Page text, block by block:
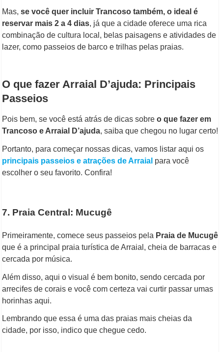
Mas, se você quer incluir Trancoso também, o ideal é
reservar mais 2 a 4 dias, já que a cidade oferece uma rica
combinação de cultura local, belas paisagens e atividades de
lazer, como passeios de barco e trilhas pelas praias.
O que fazer Arraial D’ajuda: Principais
Passeios
Pois bem, se você está atrás de dicas sobre o que fazer em
Trancoso e Arraial D’ajuda, saiba que chegou no lugar certo!
Portanto, para começar nossas dicas, vamos listar aqui os
principais passeios e atrações de Arraial para você
escolher o seu favorito. Confira!
7. Praia Central: Mucugê
Primeiramente, comece seus passeios pela Praia de Mucugê
que é a principal praia turística de Arraial, cheia de barracas e
cercada por música.
Além disso, aqui o visual é bem bonito, sendo cercada por
arrecifes de corais e você com certeza vai curtir passar umas
horinhas aqui.
Lembrando que essa é uma das praias mais cheias da
cidade, por isso, indico que chegue cedo.